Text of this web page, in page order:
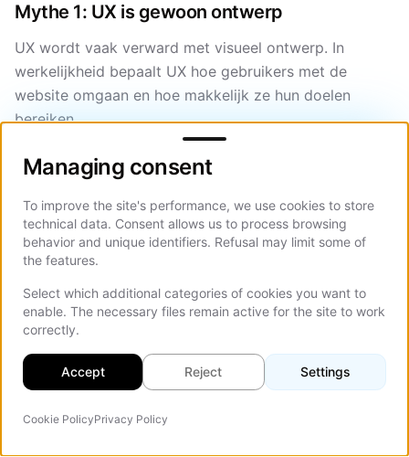
Mythe 1: UX is gewoon ontwerp
UX wordt vaak verward met visueel ontwerp. In
werkelijkheid bepaalt UX hoe gebruikers met de
website omgaan en hoe makkelijk ze hun doelen
bereiken.
UX omvat:
Navigatie­structuur en informatiearchitectuur.
Content­hiërarchie en leesbaarheid.
User flows en interactielogica.
Ondersteuning bij besluitvorming en vertrouwens­
signalen.
Design beïnvloedt het uiterlijk; UX beïnvloedt gedrag
en resultaten. Een visueel aantrekkelijke website met
naar klanten -- iets wat ervaren designers vaak
Managing consent
Managing consent
To improve the site's performance, we use cookies to store
technical data. Consent allows us to process browsing
behavior and unique identifiers. Refusal may limit some of
the features.
Select which additional categories of cookies you want to
enable. The necessary files remain active for the site to work
correctly.
Accept Reject Settings
Cookie PolicyPrivacy Policy